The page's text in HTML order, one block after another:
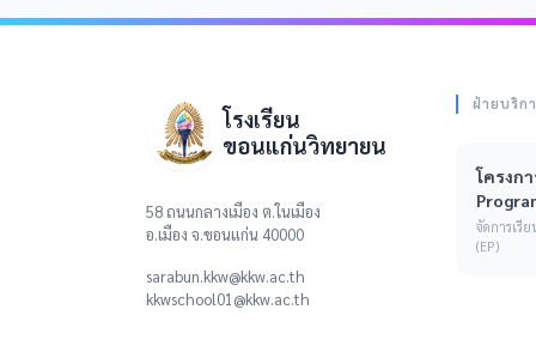
โรงเรียน
ขอนแก่นวิทยายน
58 ถนนกลางเมือง ต.ในเมือง
อ.เมือง จ.ขอนแก่น 40000
sarabun.kkw@kkw.ac.th
kkwschool01@kkw.ac.th
ฝ่ายบริก
โครงก
จัดการเรี
(EP)